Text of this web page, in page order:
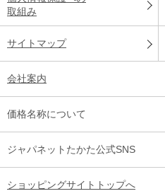
取組み
サイトマップ
会社案内
価格名称について
ジャパネットたかた公式SNS
ショッピングサイトトップへ